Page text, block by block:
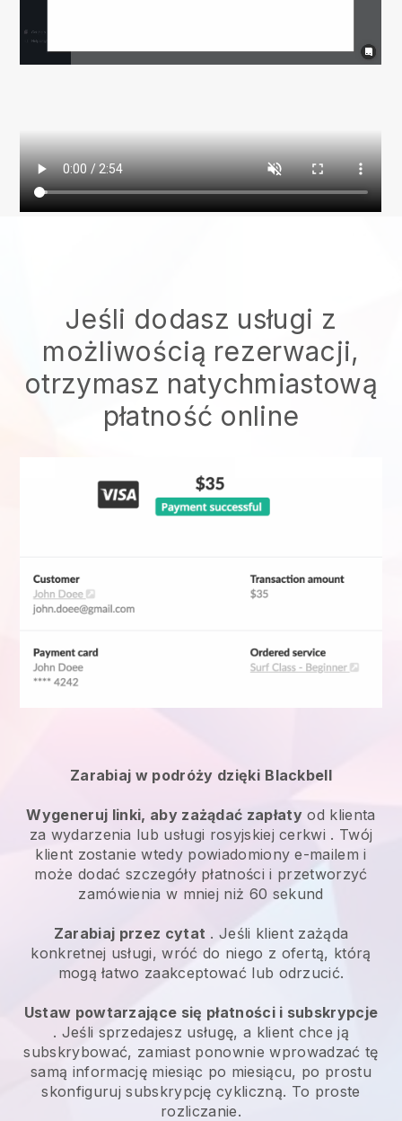
Jeśli dodasz usługi z
możliwością rezerwacji,
otrzymasz natychmiastową
płatność online
Zarabiaj w podróży dzięki Blackbell
Wygeneruj linki, aby zażądać zapłaty od klienta
za wydarzenia lub usługi rosyjskiej cerkwi . Twój
klient zostanie wtedy powiadomiony e-mailem i
może dodać szczegóły płatności i przetworzyć
zamówienia w mniej niż 60 sekund
Zarabiaj przez cytat . Jeśli klient zażąda
konkretnej usługi, wróć do niego z ofertą, którą
mogą łatwo zaakceptować lub odrzucić.
Ustaw powtarzające się płatności i subskrypcje
. Jeśli sprzedajesz usługę, a klient chce ją
subskrybować, zamiast ponownie wprowadzać tę
samą informację miesiąc po miesiącu, po prostu
skonfiguruj subskrypcję cykliczną. To proste
rozliczanie.